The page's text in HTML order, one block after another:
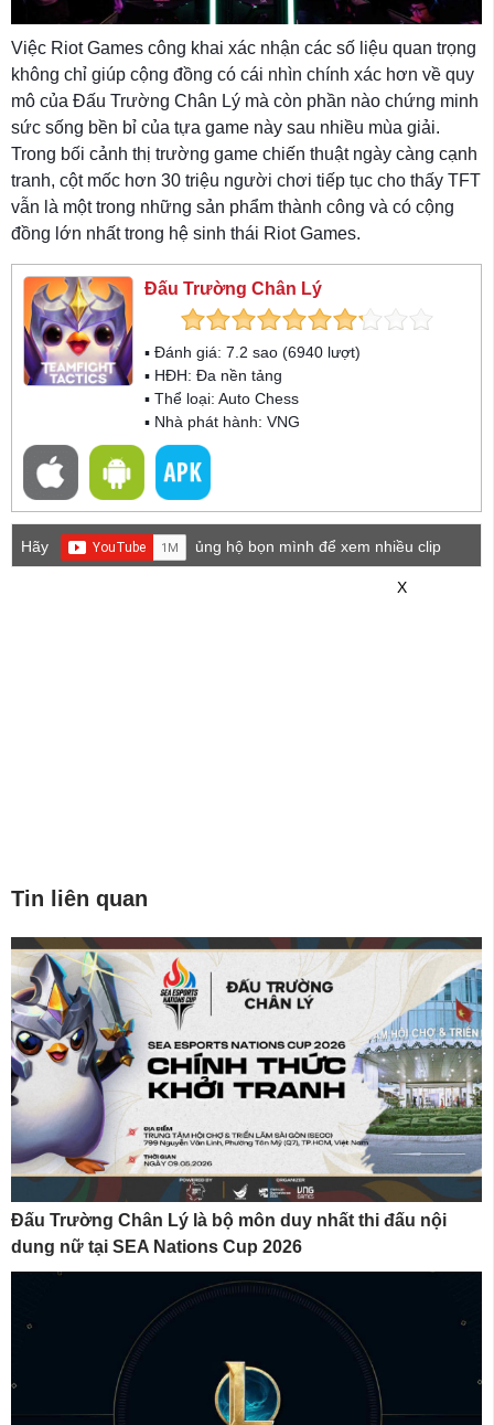
Việc Riot Games công khai xác nhận các số liệu quan trọng
không chỉ giúp cộng đồng có cái nhìn chính xác hơn về quy
mô của Đấu Trường Chân Lý mà còn phần nào chứng minh
sức sống bền bỉ của tựa game này sau nhiều mùa giải.
Trong bối cảnh thị trường game chiến thuật ngày càng cạnh
tranh, cột mốc hơn 30 triệu người chơi tiếp tục cho thấy TFT
vẫn là một trong những sản phẩm thành công và có cộng
đồng lớn nhất trong hệ sinh thái Riot Games.
Đấu Trường Chân Lý
▪ Đánh giá: 7.2 sao (6940 lượt)
▪ HĐH: Đa nền tảng
▪ Thể loại: Auto Chess
▪ Nhà phát hành: VNG
Hãy
ủng hộ bọn mình để xem nhiều clip
X
Tin liên quan
Đấu Trường Chân Lý là bộ môn duy nhất thi đấu nội
dung nữ tại SEA Nations Cup 2026